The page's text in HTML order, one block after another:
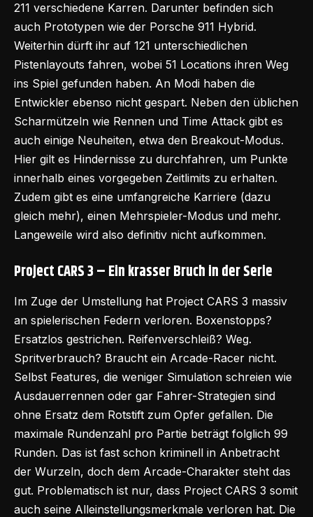
211 verschiedene Karren. Darunter befinden sich
auch Prototypen wie der Porsche 911 Hybrid.
Weiterhin dürft ihr auf 121 unterschiedlichen
Pistenlayouts fahren, wobei 51 Locations ihren Weg
ins Spiel gefunden haben. An Modi haben die
Entwickler ebenso nicht gespart. Neben den üblichen
Scharmützeln wie Rennen und Time Attack gibt es
auch einige Neuheiten, etwa den Breakout-Modus.
Hier gilt es Hindernisse zu durchfahren, um Punkte
innerhalb eines vorgegeben Zeitlimits zu erhalten.
Zudem gibt es eine umfangreiche Karriere (dazu
gleich mehr), einen Mehrspieler-Modus und mehr.
Langeweile wird also definitiv nicht aufkommen.
Project CARS 3 – Ein krasser Bruch in der Serie
Im Zuge der Umstellung hat Project CARS 3 massiv
an spielerischen Federn verloren. Boxenstopps?
Ersatzlos gestrichen. Reifenverschleiß? Weg.
Spritverbrauch? Braucht ein Arcade-Racer nicht.
Selbst Features, die weniger Simulation schreien wie
Ausdauerrennen oder gar Fahrer-Strategien sind
ohne Ersatz dem Rotstift zum Opfer gefallen. Die
maximale Rundenzahl pro Partie beträgt folglich 99
Runden. Das ist fast schon kriminell in Anbetracht
der Wurzeln, doch dem Arcade-Charakter steht das
gut. Problematisch ist nur, dass Project CARS 3 somit
auch seine Alleinstellungsmerkmale verloren hat. Die